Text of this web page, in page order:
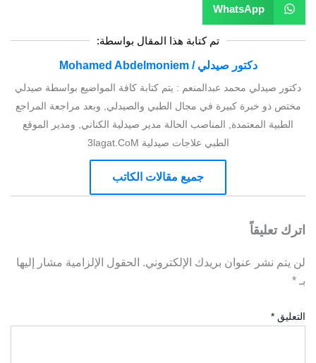
WhatsApp
تم كتابة هذا المقال بواسطة:
دكتور صيدلي / Mohamed Abdelmoniem
دكتور صيدلي محمد عبدالمنعم : يتم كتابة كافة المواضيع بواسطة صيدلي
مختص ذو خبرة كبيرة في مجال الطبي والصيدلي, وبعد مراجعة المراجع
الطبية المعتمدة, المناصب الحالة مدير صيدلية الكناني, ومدير الموقع
الطبي علاجات صيدلية 3lagat.CoM
جميع مقالات الكاتب
اترك تعليقاً
لن يتم نشر عنوان بريدك الإلكتروني. الحقول الإلزامية مشار إليها
بـ *
التعليق *